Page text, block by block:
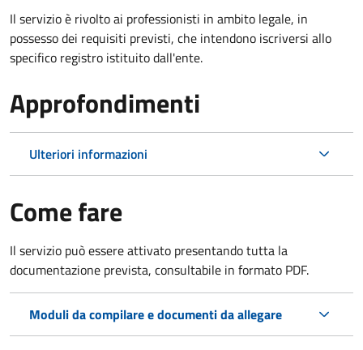
Il servizio è rivolto ai professionisti in ambito legale, in
possesso dei requisiti previsti, che intendono iscriversi allo
specifico registro istituito dall'ente.
Approfondimenti
Ulteriori informazioni
Come fare
Il servizio può essere attivato presentando tutta la
documentazione prevista, consultabile in formato PDF.
Moduli da compilare e documenti da allegare